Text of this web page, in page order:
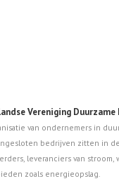
Vereniging Duurzame
van ondernemers in
bedrijven zitten in
leveranciers van stroom,
zoals energieopslag.